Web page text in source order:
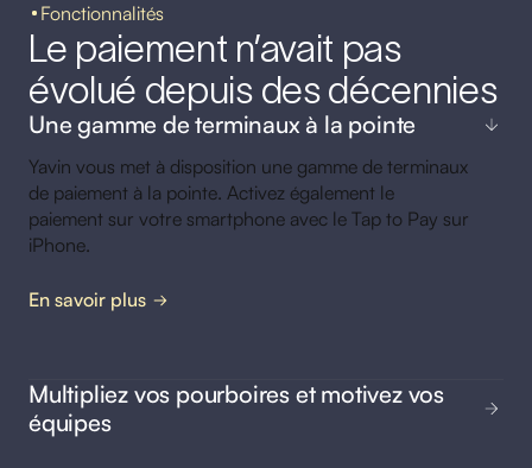
Fonctionnalités
Le paiement n’avait pas
évolué depuis des décennies
Une gamme de terminaux à la pointe
Yavin vous met à disposition une gamme de terminaux
de paiement à la pointe. Activez également le
paiement sur votre smartphone avec le Tap to Pay sur
iPhone.
En savoir plus
Multipliez vos pourboires et motivez vos
équipes